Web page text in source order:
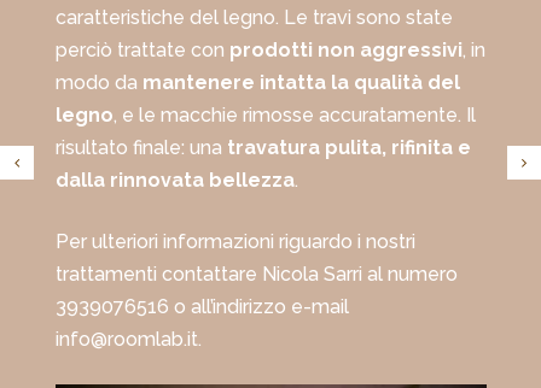
caratteristiche del legno. Le travi sono state
perciò trattate con prodotti non aggressivi, in
modo da mantenere intatta la qualità del
legno, e le macchie rimosse accuratamente. Il
risultato finale: una travatura pulita, rifinita e
dalla rinnovata bellezza.
Per ulteriori informazioni riguardo i nostri
trattamenti contattare Nicola Sarri al numero
3939076516 o all’indirizzo e-mail
info@roomlab.it.